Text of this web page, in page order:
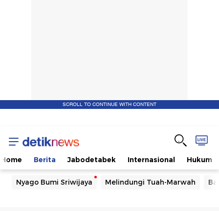
SCROLL TO CONTINUE WITH CONTENT
Home Berita Jabodetabek Internasional Hukum
Nyago Bumi Sriwijaya Melindungi Tuah-Marwah